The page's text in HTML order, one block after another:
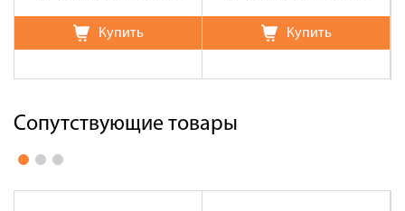
Купить Купить
Сопутствующие товары